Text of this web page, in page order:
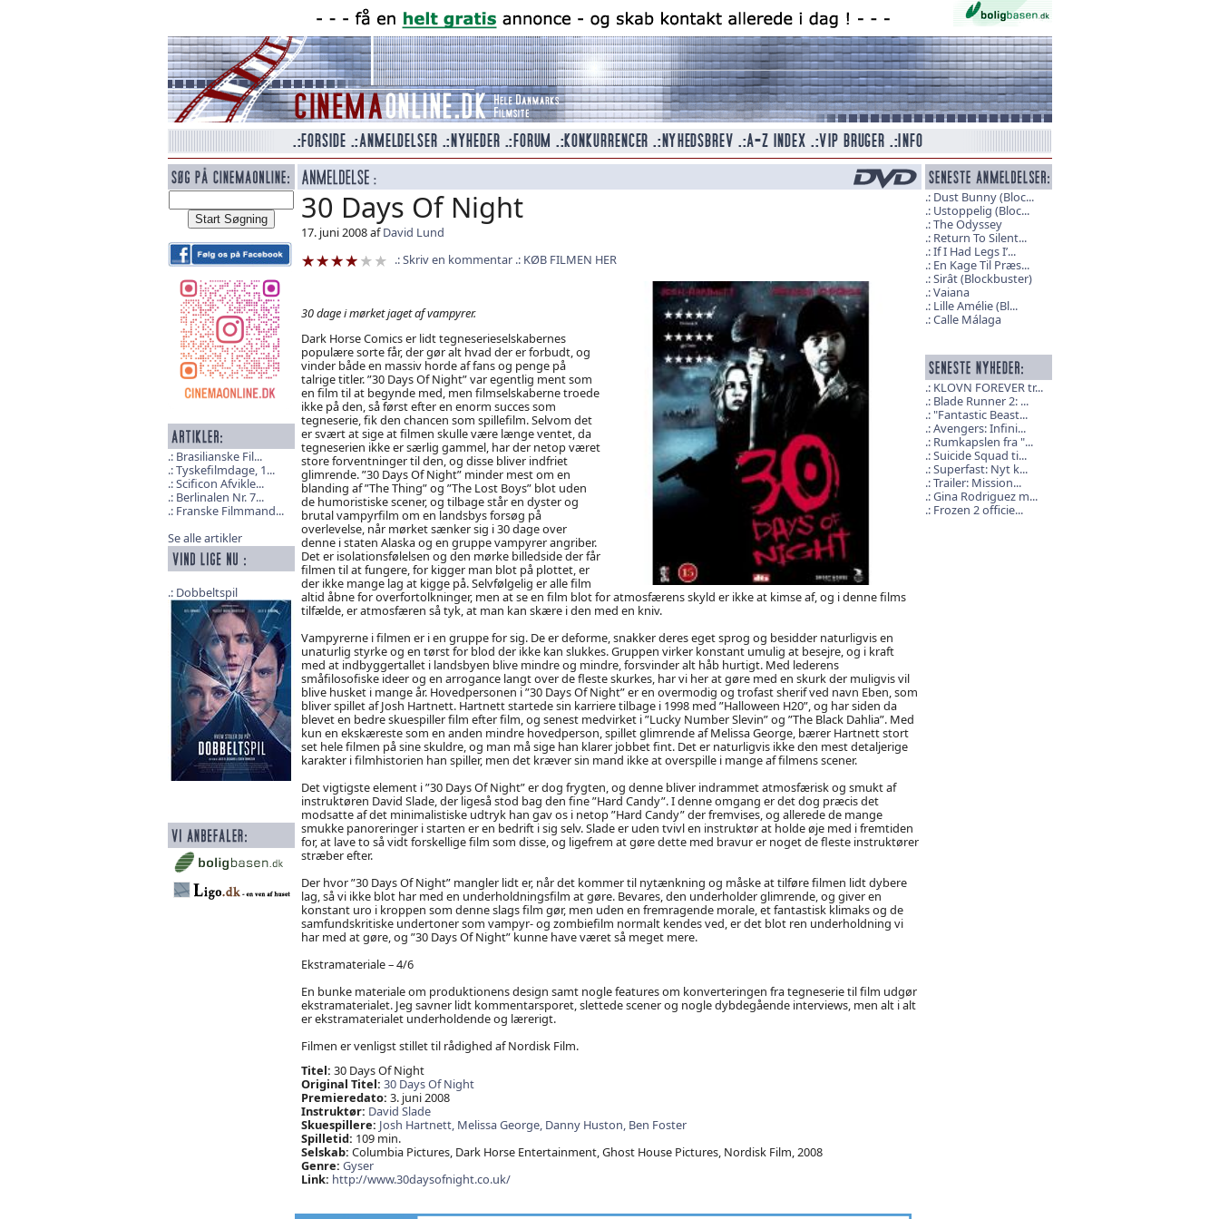
Brasilianske Fil...
Tyskefilmdage, 1...
Scificon Afvikle...
Berlinalen Nr. 7...
Franske Filmmand...
Se alle artikler
Dobbeltspil
30 Days Of Night
17. juni 2008 afDavid Lund
Skriv en kommentar
KØB FILMEN HER
30 dage i mørket jaget af vampyrer.
Dark Horse Comics er lidt tegneserieselskabernes
populære sorte får, der gør alt hvad der er forbudt, og
vinder både en massiv horde af fans og penge på
talrige titler. ”30 Days Of Night” var egentlig ment som
en film til at begynde med, men filmselskaberne troede
ikke på den, så først efter en enorm succes som
tegneserie, fik den chancen som spillefilm. Selvom det
er svært at sige at filmen skulle være længe ventet, da
tegneserien ikke er særlig gammel, har der netop været
store forventninger til den, og disse bliver indfriet
glimrende. ”30 Days Of Night” minder mest om en
blanding af ”The Thing” og ”The Lost Boys” blot uden
de humoristiske scener, og tilbage står en dyster og
brutal vampyrfilm om en landsbys forsøg på
overlevelse, når mørket sænker sig i 30 dage over
denne i staten Alaska og en gruppe vampyrer angriber.
Det er isolationsfølelsen og den mørke billedside der får
filmen til at fungere, for kigger man blot på plottet, er
der ikke mange lag at kigge på. Selvfølgelig er alle film
altid åbne for overfortolkninger, men at se en film blot for atmosfærens skyld er ikke at kimse af, og i denne films
tilfælde, er atmosfæren så tyk, at man kan skære i den med en kniv.
Vampyrerne i filmen er i en gruppe for sig. De er deforme, snakker deres eget sprog og besidder naturligvis en
unaturlig styrke og en tørst for blod der ikke kan slukkes. Gruppen virker konstant umulig at besejre, og i kraft
med at indbyggertallet i landsbyen blive mindre og mindre, forsvinder alt håb hurtigt. Med lederens
småfilosofiske ideer og en arrogance langt over de fleste skurkes, har vi her at gøre med en skurk der muligvis vil
blive husket i mange år. Hovedpersonen i ”30 Days Of Night” er en overmodig og trofast sherif ved navn Eben, som
bliver spillet af Josh Hartnett. Hartnett startede sin karriere tilbage i 1998 med ”Halloween H20”, og har siden da
blevet en bedre skuespiller film efter film, og senest medvirket i ”Lucky Number Slevin” og ”The Black Dahlia”. Med
kun en ekskæreste som en anden mindre hovedperson, spillet glimrende af Melissa George, bærer Hartnett stort
set hele filmen på sine skuldre, og man må sige han klarer jobbet fint. Det er naturligvis ikke den mest detaljerige
karakter i filmhistorien han spiller, men det kræver sin mand ikke at overspille i mange af filmens scener.
Det vigtigste element i ”30 Days Of Night” er dog frygten, og denne bliver indrammet atmosfærisk og smukt af
instruktøren David Slade, der ligeså stod bag den fine ”Hard Candy”. I denne omgang er det dog præcis det
modsatte af det minimalistiske udtryk han gav os i netop ”Hard Candy” der fremvises, og allerede de mange
smukke panoreringer i starten er en bedrift i sig selv. Slade er uden tvivl en instruktør at holde øje med i fremtiden
for, at lave to så vidt forskellige film som disse, og ligefrem at gøre dette med bravur er noget de fleste instruktører
stræber efter.
Der hvor ”30 Days Of Night” mangler lidt er, når det kommer til nytænkning og måske at tilføre filmen lidt dybere
lag, så vi ikke blot har med en underholdningsfilm at gøre. Bevares, den underholder glimrende, og giver en
konstant uro i kroppen som denne slags film gør, men uden en fremragende morale, et fantastisk klimaks og de
samfundskritiske undertoner som vampyr- og zombiefilm normalt kendes ved, er det blot ren underholdning vi
har med at gøre, og ”30 Days Of Night” kunne have været så meget mere.
Ekstramateriale – 4/6
En bunke materiale om produktionens design samt nogle features om konverteringen fra tegneserie til film udgør
ekstramaterialet. Jeg savner lidt kommentarsporet, slettede scener og nogle dybdegående interviews, men alt i alt
er ekstramaterialet underholdende og lærerigt.
Filmen er venligst stillet til rådighed af Nordisk Film.
Titel: 30 Days Of Night
Original Titel: 30 Days Of Night
Premieredato: 3. juni 2008
Instruktør: David Slade
Skuespillere: Josh Hartnett, Melissa George, Danny Huston, Ben Foster
Spilletid: 109 min.
Selskab: Columbia Pictures, Dark Horse Entertainment, Ghost House Pictures, Nordisk Film, 2008
Genre: Gyser
Link: http://www.30daysofnight.co.uk/
Dust Bunny (Bloc...
Ustoppelig (Bloc...
The Odyssey
Return To Silent...
If I Had Legs I’...
En Kage Til Præs...
Sirât (Blockbuster)
Vaiana
Lille Amélie (Bl...
Calle Málaga
KLOVN FOREVER tr...
Blade Runner 2: ...
"Fantastic Beast...
Avengers: Infini...
Rumkapslen fra "...
Suicide Squad ti...
Superfast: Nyt k...
Trailer: Mission...
Gina Rodriguez m...
Frozen 2 officie...